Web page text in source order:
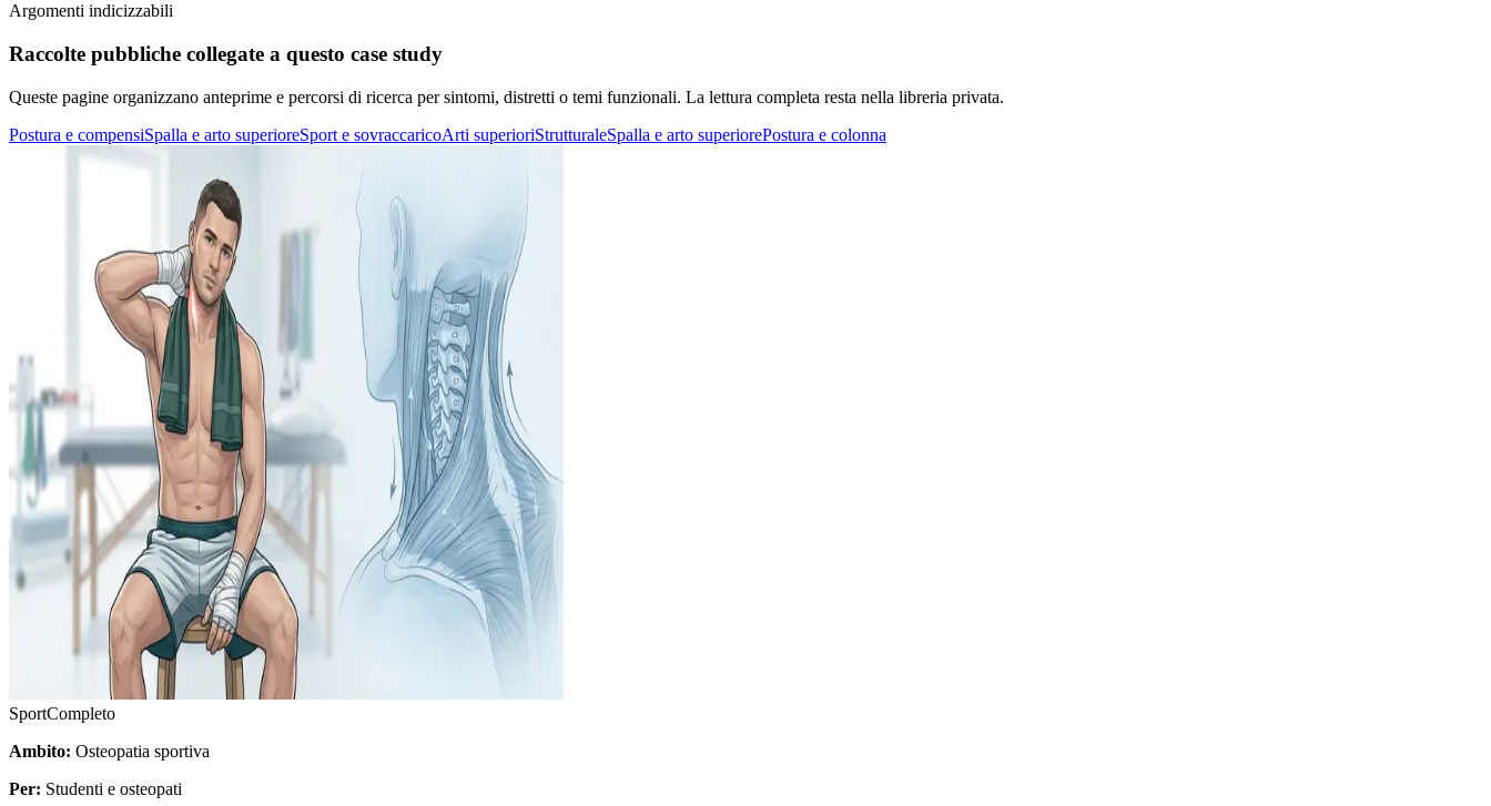
Argomenti indicizzabili
Raccolte pubbliche collegate a questo case study
Queste pagine organizzano anteprime e percorsi di ricerca per sintomi, distretti o temi funzionali. La lettura completa resta nella libreria privata.
Postura e compensiSpalla e arto superioreSport e sovraccaricoArti superioriStrutturaleSpalla e arto superiorePostura e colonna
SportCompleto
Ambito: Osteopatia sportiva
Per: Studenti e osteopati